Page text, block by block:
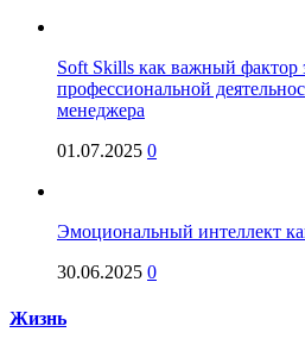
Soft Skills как важный фактор
профессиональной
менеджера
01.07.2025 0
Эмоциональный интеллект
30.06.2025 0
Жизнь